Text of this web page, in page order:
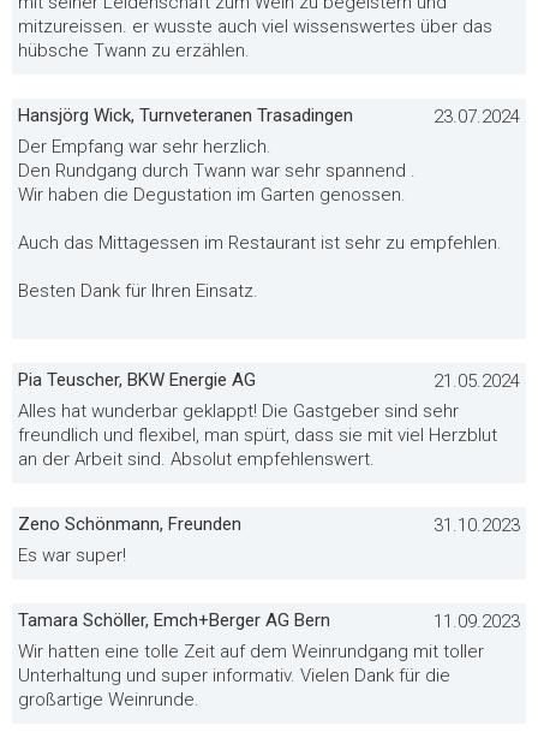
mitzureissen. er wusste auch viel wissenswertes über das
hübsche Twann zu erzählen.
Hansjörg Wick, Turnveteranen Trasadingen
23.07.2024
Der Empfang war sehr herzlich.
Den Rundgang durch Twann war sehr spannend .
Wir haben die Degustation im Garten genossen.
Auch das Mittagessen im Restaurant ist sehr zu empfehlen.
Besten Dank für Ihren Einsatz.
Pia Teuscher, BKW Energie AG
21.05.2024
Alles hat wunderbar geklappt! Die Gastgeber sind sehr
freundlich und flexibel, man spürt, dass sie mit viel Herzblut
an der Arbeit sind. Absolut empfehlenswert.
Zeno Schönmann, Freunden
31.10.2023
Es war super!
Tamara Schöller, Emch+Berger AG Bern
11.09.2023
Wir hatten eine tolle Zeit auf dem Weinrundgang mit toller
Unterhaltung und super informativ. Vielen Dank für die
großartige Weinrunde.